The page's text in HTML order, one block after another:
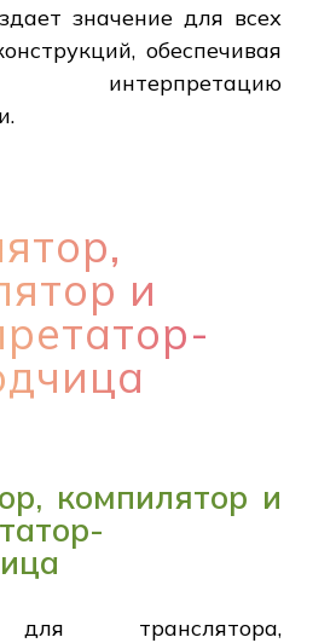
значение для всех
обеспечивая
интерпретацию
и
компилятор и
транслятора,